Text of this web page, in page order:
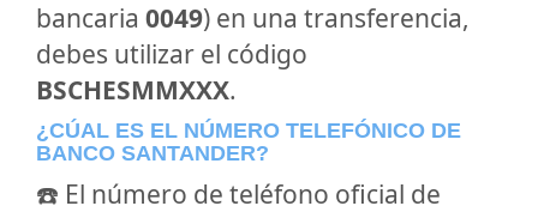
bancaria 0049) en una transferencia,
debes utilizar el código
BSCHESMMXXX.
¿CÚAL ES EL NÚMERO TELEFÓNICO DE
BANCO SANTANDER?
☎️ El número de teléfono oficial de